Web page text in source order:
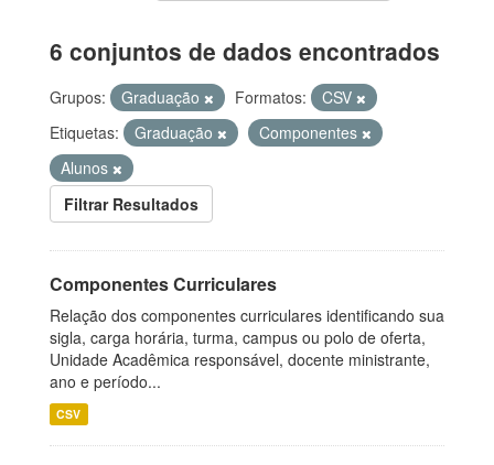
6 conjuntos de dados encontrados
Grupos: Graduação Formatos:
CSV
Etiquetas:
Graduação
Componentes
Alunos
Filtrar Resultados
Componentes Curriculares
Relação dos componentes curriculares identificando sua
sigla, carga horária, turma, campus ou polo de oferta,
Unidade Acadêmica responsável, docente ministrante,
ano e período...
CSV